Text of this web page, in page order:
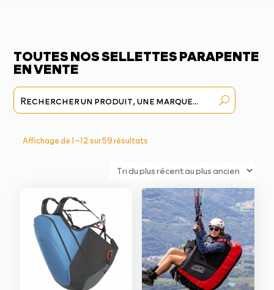
TOUTES NOS SELLETTES PARAPENTE
EN VENTE
Affichage de 1–12 sur 59 résultats
récent
plus
ancien